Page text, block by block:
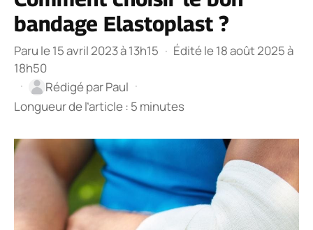
bandage Elastoplast ?
Paru le 15 avril 2023 à 13h15 · Édité le 18 août 2025 à
18h50
·
Rédigé parPaul ·
Longueur de l’article : 5 minutes